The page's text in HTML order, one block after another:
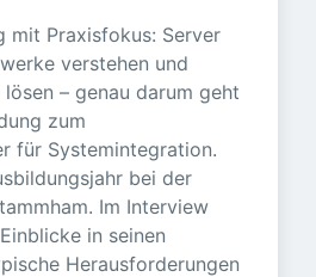
mit Praxisfokus: Server
verstehen und
– genau darum geht
zum
für Systemintegration.
bei der
Im Interview
in seinen
Herausforderungen